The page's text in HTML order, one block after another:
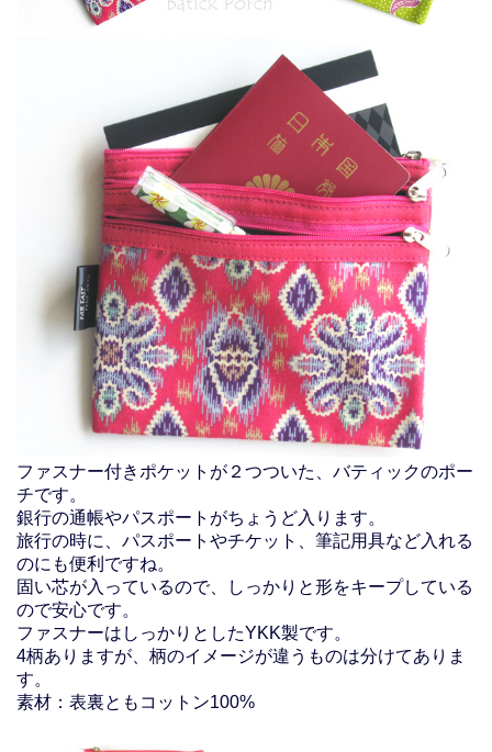
ファスナー付きポケットが２つついた、バティックのポー
チです。
銀行の通帳やパスポートがちょうど入ります。
旅行の時に、パスポートやチケット、筆記用具など入れる
のにも便利ですね。
固い芯が入っているので、しっかりと形をキープしている
ので安心です。
ファスナーはしっかりとしたYKK製です。
4柄ありますが、柄のイメージが違うものは分けてありま
す。
素材：表裏ともコットン100%